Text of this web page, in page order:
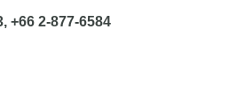
+66 2-877-6584